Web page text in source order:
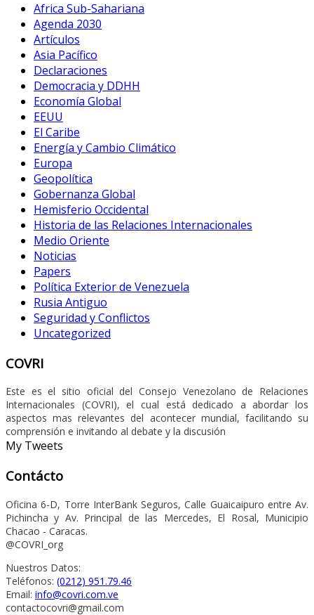
Africa Sub-Sahariana
Agenda 2030
Artículos
Asia Pacífico
Declaraciones
Democracia y DDHH
Economía Global
EEUU
El Caribe
Energía y Cambio Climático
Europa
Geopolítica
Gobernanza Global
Hemisferio Occidental
Historia de las Relaciones Internacionales
Medio Oriente
Noticias
Papers
Política Exterior de Venezuela
Rusia Antiguo
Seguridad y Conflictos
Uncategorized
COVRI
Este es el sitio oficial del Consejo Venezolano de Relaciones
Internacionales (COVRI), el cual está dedicado a abordar los
aspectos mas relevantes del acontecer mundial, facilitando su
comprensión e invitando al debate y la discusión
My Tweets
Contácto
Oficina 6-D, Torre InterBank Seguros, Calle Guaicaipuro entre Av.
Pichincha y Av. Principal de las Mercedes, El Rosal, Municipio
Chacao - Caracas.
@COVRI_org
Nuestros Datos:
Teléfonos: (0212) 951.79.46
Email: info@covri.com.ve
contactocovri@gmail.com